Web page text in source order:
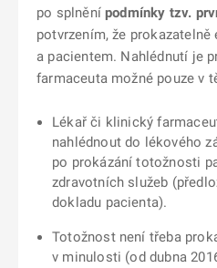
po splněnípodmínky tzv.
potvrzením, že
a pacientem. Nahlédnutí je
farmaceuta možné pouze v
Lékař či klinický
nahlédnout do lékového
po prokázání totožnosti
zdravotních služeb
dokladu pacienta).
Totožnost není třeba
v minulosti (od dubna